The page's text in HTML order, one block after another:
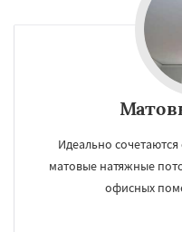
Идеально
матовые натяжные
офисных